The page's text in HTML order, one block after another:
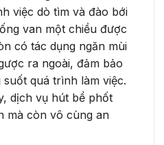
việc dò tìm và đào bới
van một chiều được
có tác dụng ngăn mùi
ra ngoài, đảm bảo
quá trình làm việc.
dịch vụ hút bể phốt
mà còn vô cùng an